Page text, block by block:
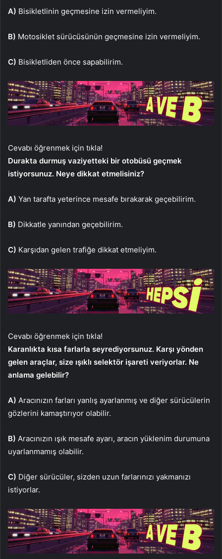
A) Bisikletlinin geçmesine izin vermeliyim.
B) Motosiklet sürücüsünün geçmesine izin vermeliyim.
C) Bisikletliden önce sapabilirim.
Cevabı öğrenmek için tıkla!
Durakta durmuş vaziyetteki bir otobüsü geçmek
istiyorsunuz. Neye dikkat etmelisiniz?
A) Yan tarafta yeterince mesafe bırakarak geçebilirim.
B) Dikkatle yanından geçebilirim.
C) Karşıdan gelen trafiğe dikkat etmeliyim.
Cevabı öğrenmek için tıkla!
Karanlıkta kısa farlarla seyrediyorsunuz. Karşı yönden
gelen araçlar, size ışıklı selektör işareti veriyorlar. Ne
anlama gelebilir?
A) Aracınızın farları yanlış ayarlanmış ve diğer sürücülerin
gözlerini kamaştırıyor olabilir.
B) Aracınızın ışık mesafe ayarı, aracın yüklenim durumuna
uyarlanmamış olabilir.
C) Diğer sürücüler, sizden uzun farlarınızı yakmanızı
istiyorlar.